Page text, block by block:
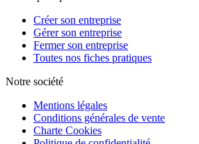
Créer son entreprise
Gérer son entreprise
Fermer son entreprise
Toutes nos fiches pratiques
Notre société
Mentions légales
Conditions générales de vente
Charte Cookies